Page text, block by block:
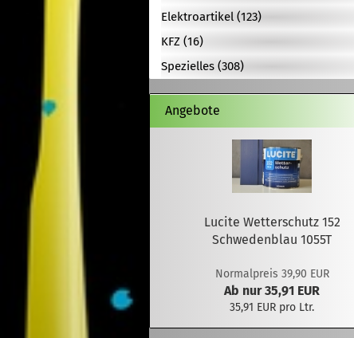
Elektroartikel (123)
KFZ (16)
Spezielles (308)
Angebote
Lucite Wetterschutz 152
Schwedenblau 1055T
Normalpreis 39,90 EUR
Ab nur 35,91 EUR
35,91 EUR pro Ltr.